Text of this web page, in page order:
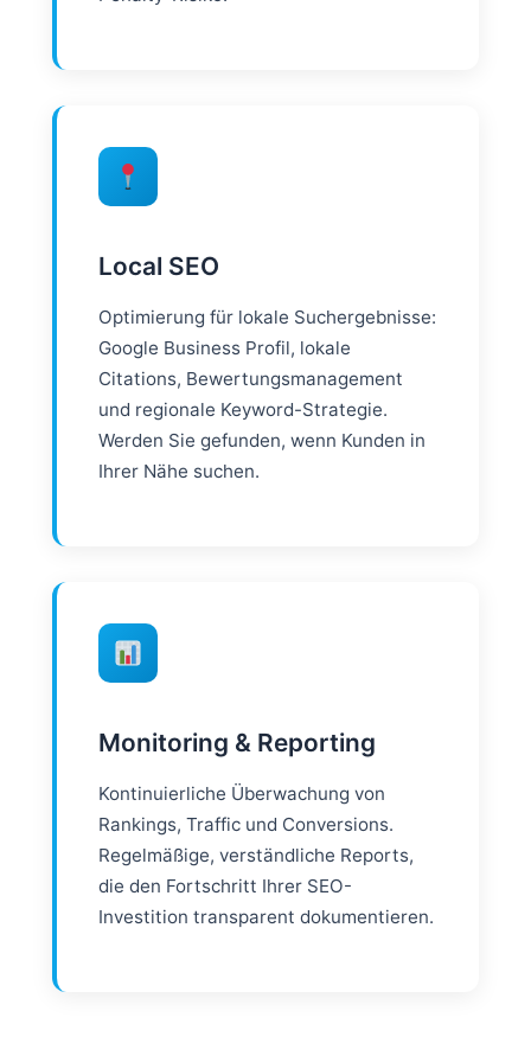
Local SEO
Optimierung für lokale Suchergebnisse:
Google Business Profil, lokale
Citations, Bewertungsmanagement
und regionale Keyword-Strategie.
Werden Sie gefunden, wenn Kunden in
Ihrer Nähe suchen.
Monitoring & Reporting
Kontinuierliche Überwachung von
Rankings, Traffic und Conversions.
Regelmäßige, verständliche Reports,
die den Fortschritt Ihrer SEO-
Investition transparent dokumentieren.